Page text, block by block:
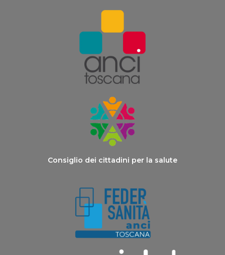
Consiglio dei cittadini per la salute